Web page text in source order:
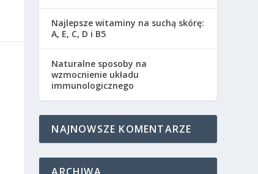
Najlepsze witaminy na suchą skórę:
A, E, C, D i B5
Naturalne sposoby na
wzmocnienie układu
immunologicznego
NAJNOWSZE KOMENTARZE